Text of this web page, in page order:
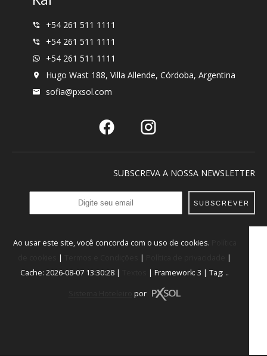
+54 261 511 1111
+54 261 511 1111
+54 261 511 1111
Hugo Wast 188, Villa Allende, Córdoba, Argentina
sofia@pxsol.com
SUBSCREVA A NOSSA NEWSLETTER
SUBSCREVER
Ao usar este site, você concorda com o uso de cookies.
| |
|
Cache: 2026-08-07 13:30:28 |
| Framework: 3 | Tag: ..
por